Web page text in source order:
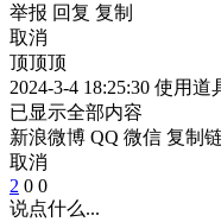
举报 回复 复制
取消
顶顶顶
2024-3-4 18:25:30 使用道
已显示全部内容
新浪微博 QQ 微信 复制
取消
2 0 0
说点什么...